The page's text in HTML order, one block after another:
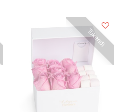
Tükendi